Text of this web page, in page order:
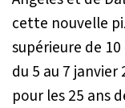
cette nouvelle
supérieure de
du 5 au 7
pour les 25 ans